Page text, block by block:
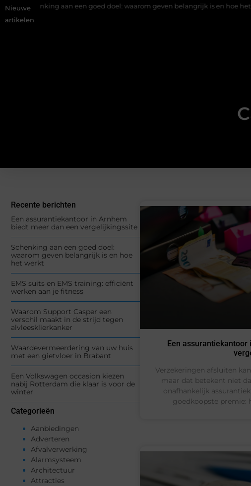
Nieuwe
artikelen
goed doel: waarom geven belangrijk is en hoe het werkt EMS suits
Recente berichten
Een assurantiekantoor in Arnhem
biedt meer dan een vergelijkingssite
Schenking aan een goed doel:
waarom geven belangrijk is en hoe
het werkt
EMS suits en EMS training: efficiënt
werken aan je fitness
Waarom Support Casper een
verschil maakt in de strijd tegen
alvleesklierkanker
Waardevermeerdering van uw huis
met een gietvloer in Brabant
Een Volkswagen occasion kiezen
nabij Rotterdam die klaar is voor de
winter
Categorieën
Aanbiedingen
Adverteren
Afvalverwerking
Alarmsysteem
Architectuur
Attracties
Een
Verzekeringen afsluiten
maar dat betekent niet
onafhankelijk
goedkoopste premie: